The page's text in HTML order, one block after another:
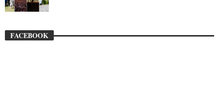
FACEBOOK